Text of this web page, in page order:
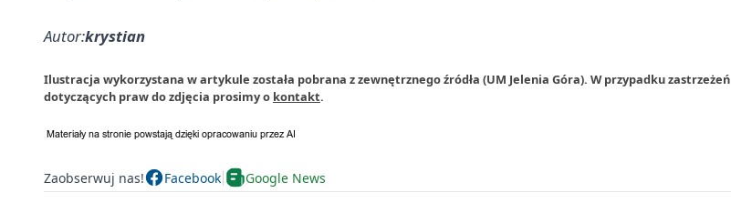
Autor:krystian
Ilustracja wykorzystana w artykule została pobrana z zewnętrznego źródła (UM Jelenia Góra). W przypadku zastrzeżeń
dotyczących praw do zdjęcia prosimy o kontakt.
Zaobserwuj nas! Facebook Google News